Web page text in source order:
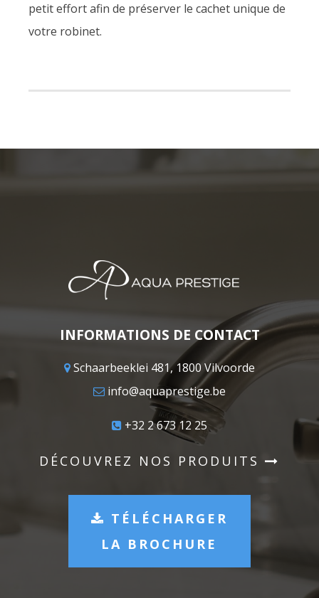
petit effort afin de préserver le cachet unique de
votre robinet.
INFORMATIONS DE CONTACT
Schaarbeeklei 481, 1800 Vilvoorde
info@aquaprestige.be
+32 2 673 12 25
DÉCOUVREZ NOS PRODUITS
TÉLÉCHARGER
LA BROCHURE